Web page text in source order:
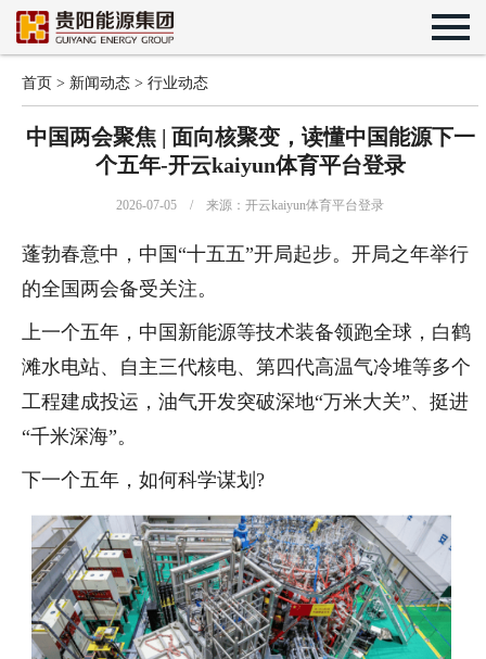
首页 > 新闻动态 >行业动态
中国两会聚焦 | 面向核聚变，读懂中国能源下一
个五年-开云kaiyun体育平台登录
2026-07-05 / 来源：开云kaiyun体育平台登录
蓬勃春意中，中国“十五五”开局起步。开局之年举行
的全国两会备受关注。
上一个五年，中国新能源等技术装备领跑全球，白鹤
滩水电站、自主三代核电、第四代高温气冷堆等多个
工程建成投运，油气开发突破深地“万米大关”、挺进
“千米深海”。
下一个五年，如何科学谋划?